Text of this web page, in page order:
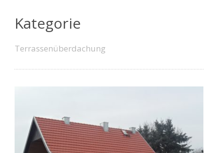
Kategorie
Terrassenüberdachung